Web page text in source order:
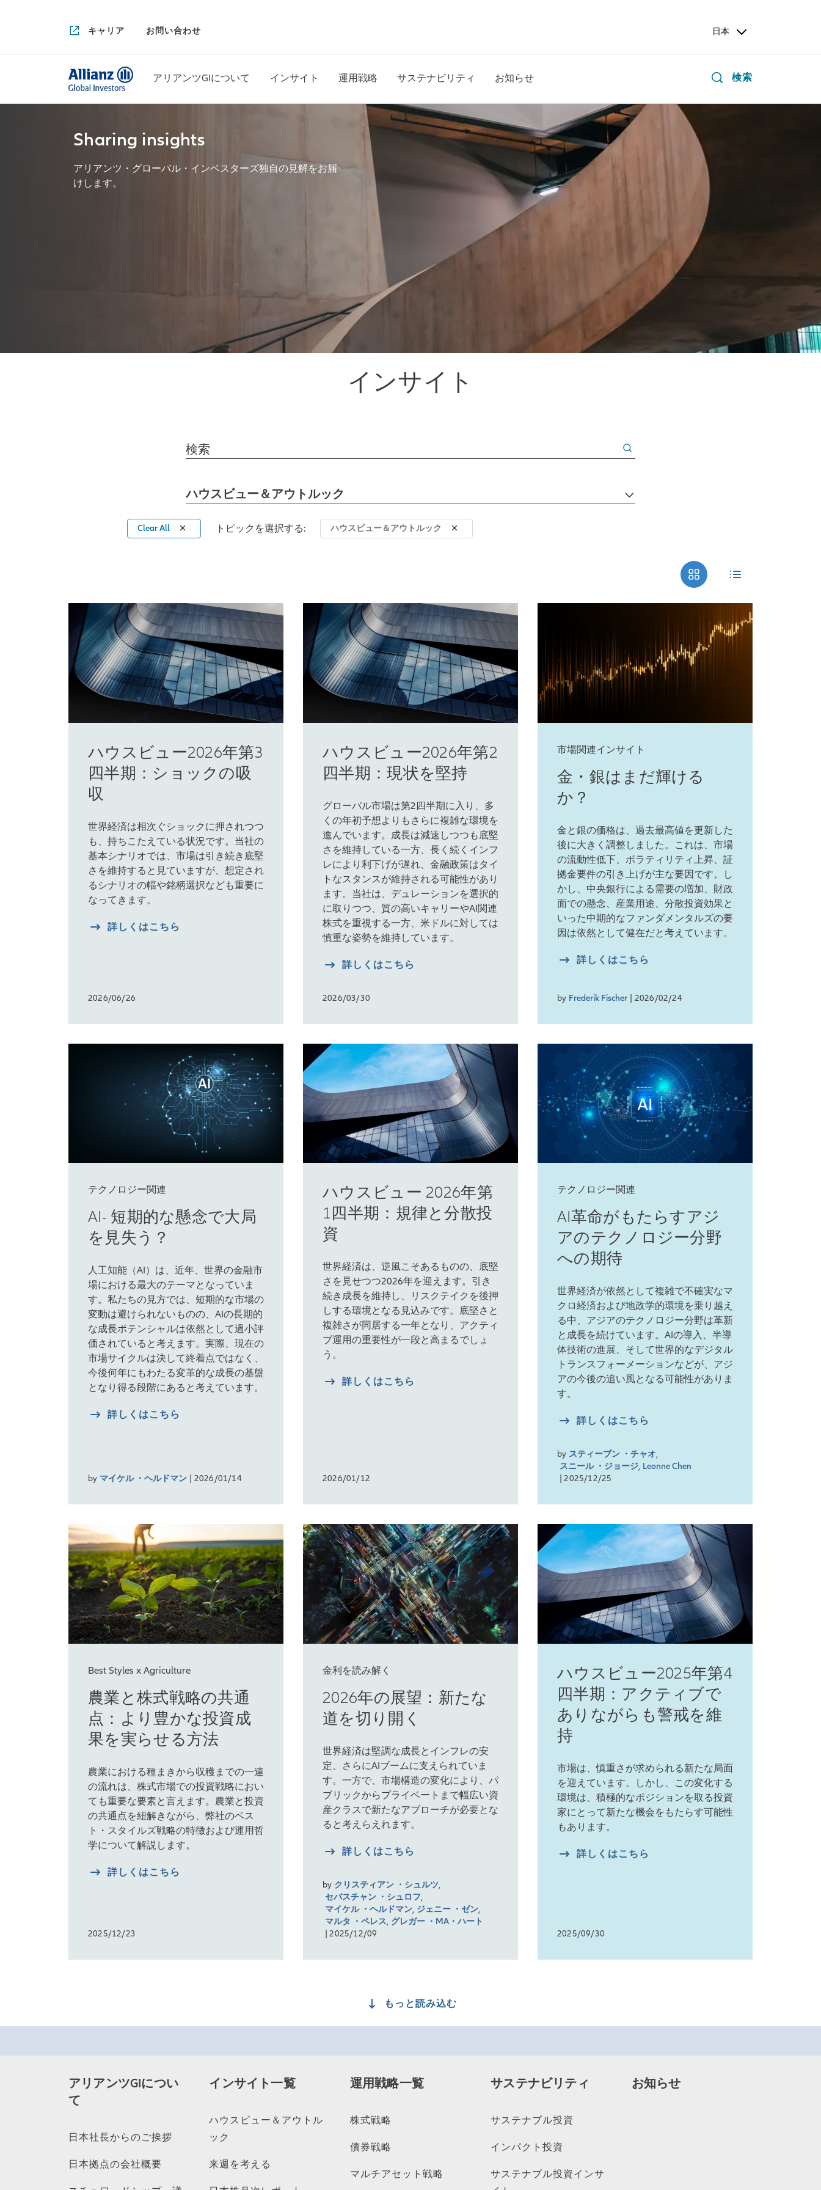
キャリア お問い合わせ 日本
アリアンツGIについて インサイト 運用戦略 サステナビリティ お知らせ 検索
Sharing insights
アリアンツ・グローバル・インベスターズ独自の見解をお届
けします。
インサイト
検索
ハウスビュー＆アウトルック
Clear All トピックを選択する: ハウスビュー＆アウトルック
ハウスビュー2026年第3
四半期：ショックの吸
収
世界経済は相次ぐショックに押されつつ
も、持ちこたえている状況です。当社の
基本シナリオでは、市場は引き続き底堅
さを維持すると見ていますが、想定され
るシナリオの幅や銘柄選択なども重要に
なってきます。
詳しくはこちら
2026/06/26
ハウスビュー2026年第2
四半期：現状を堅持
グローバル市場は第2四半期に入り、多
くの年初予想よりもさらに複雑な環境を
進んでいます。成長は減速しつつも底堅
さを維持している一方、長く続くインフ
レにより利下げが遅れ、金融政策はタイ
トなスタンスが維持される可能性があり
ます。当社は、デュレーションを選択的
に取りつつ、質の高いキャリーやAI関連
株式を重視する一方、米ドルに対しては
慎重な姿勢を維持しています。
詳しくはこちら
2026/03/30
市場関連インサイト
金・銀はまだ輝ける
か？
金と銀の価格は、過去最高値を更新した
後に大きく調整しました。これは、市場
の流動性低下、ボラティリティ上昇、証
拠金要件の引き上げが主な要因です。し
かし、中央銀行による需要の増加、財政
面での懸念、産業用途、分散投資効果と
いった中期的なファンダメンタルズの要
因は依然として健在だと考えています。
詳しくはこちら
by Frederik Fischer | 2026/02/24
テクノロジー関連
AI- 短期的な懸念で大局
を見失う？
人工知能（AI）は、近年、世界の金融市
場における最大のテーマとなっていま
す。私たちの見方では、短期的な市場の
変動は避けられないものの、AIの長期的
な成長ポテンシャルは依然として過小評
価されていると考えます。実際、現在の
市場サイクルは決して終着点ではなく、
今後何年にもわたる変革的な成長の基盤
となり得る段階にあると考えています。
詳しくはこちら
by マイケル ・ヘルドマン | 2026/01/14
ハウスビュー 2026年第
1四半期：規律と分散投
資
世界経済は、逆風こそあるものの、底堅
さを見せつつ2026年を迎えます。引き
続き成長を維持し、リスクテイクを後押
しする環境となる見込みです。底堅さと
複雑さが同居する一年となり、アクティ
ブ運用の重要性が一段と高まるでしょ
う。
詳しくはこちら
2026/01/12
テクノロジー関連
AI革命がもたらすアジ
アのテクノロジー分野
への期待
世界経済が依然として複雑で不確実なマ
クロ経済および地政学的環境を乗り越え
る中、アジアのテクノロジー分野は革新
と成長を続けています。AIの導入、半導
体技術の進展、そして世界的なデジタル
トランスフォーメーションなどが、アジ
アの今後の追い風となる可能性がありま
す。
詳しくはこちら
by スティーブン ・チャオ,
スニール ・ジョージ, Leonne Chen
| 2025/12/25
Best Styles x Agriculture
農業と株式戦略の共通
点：より豊かな投資成
果を実らせる方法
農業における種まきから収穫までの一連
の流れは、株式市場での投資戦略におい
ても重要な要素と言えます。農業と投資
の共通点を紐解きながら、弊社のベス
ト・スタイルズ戦略の特徴および運用哲
学について解説します。
詳しくはこちら
2025/12/23
金利を読み解く
2026年の展望：新たな
道を切り開く
世界経済は堅調な成長とインフレの安
定、さらにAIブームに支えられていま
す。一方で、市場構造の変化により、パ
ブリックからプライベートまで幅広い資
産クラスで新たなアプローチが必要とな
ると考えらえれます。
詳しくはこちら
by クリスティアン ・シュルツ,
セバスチャン ・シュロフ,
マイケル ・ヘルドマン, ジェニー ・ゼン,
マルタ ・ペレス, グレガー ・MA・ハート
| 2025/12/09
ハウスビュー2025年第4
四半期：アクティブで
ありながらも警戒を維
持
市場は、慎重さが求められる新たな局面
を迎えています。しかし、この変化する
環境は、積極的なポジションを取る投資
家にとって新たな機会をもたらす可能性
もあります。
詳しくはこちら
2025/09/30
もっと読み込む
アリアンツGIについ
て
日本社長からのご挨拶
日本拠点の会社概要
インサイト一覧
ハウスビュー＆アウトル
ック
来週を考える
運用戦略一覧
株式戦略
債券戦略
マルチアセット戦略
サステナビリティ
サステナブル投資
インパクト投資
サステナブル投資インサ
お知らせ